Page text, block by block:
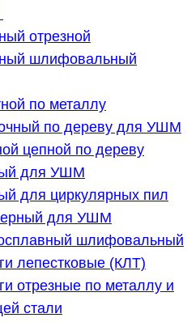
отрезной
шлифовальный
по металлу
по дереву для УШМ
цепной по дереву
для УШМ
для циркулярных пил
для УШМ
шлифовальный
лепестковые (КЛТ)
отрезные по металлу и
стали